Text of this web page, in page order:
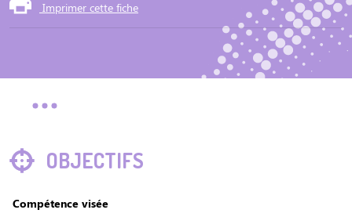
OBJECTIFS
Compétence visée
Imprimer cette fiche